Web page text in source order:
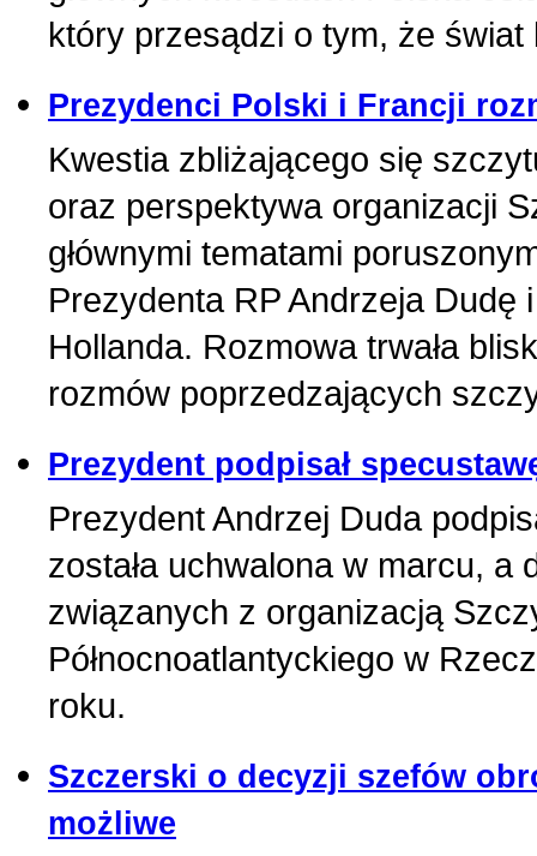
który przesądzi o tym, że świat
Prezydenci Polski i Francji
Kwestia zbliżającego się
oraz perspektywa organizacji
głównymi tematami
Prezydenta RP Andrzeja
Hollanda. Rozmowa trwała
rozmów poprzedzających
Prezydent podpisał
Prezydent Andrzej Duda
została uchwalona w marcu, a
związanych z organizacją
Północnoatlantyckiego w
roku.
Szczerski o decyzji szefów
możliwe